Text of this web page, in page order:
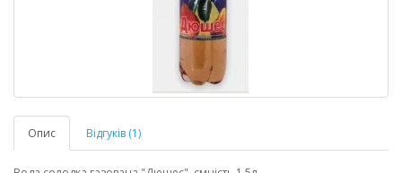
Опис Відгуків (1)